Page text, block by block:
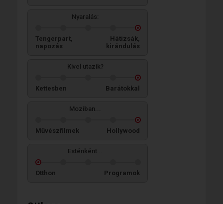
Nyaralás:
Tengerpart,
napozás
Hátizsák,
kirándulás
Kivel utazik?
Kettesben Barátokkal
Moziban...
Művészfilmek Hollywood
Esténként...
Otthon Programok